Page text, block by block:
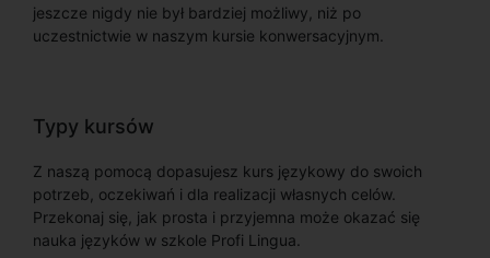
jeszcze nigdy nie był bardziej możliwy, niż po
uczestnictwie w naszym kursie konwersacyjnym.
Typy kursów
Z naszą pomocą dopasujesz kurs językowy do swoich
potrzeb, oczekiwań i dla realizacji własnych celów.
Przekonaj się, jak prosta i przyjemna może okazać się
nauka języków w szkole Profi Lingua.